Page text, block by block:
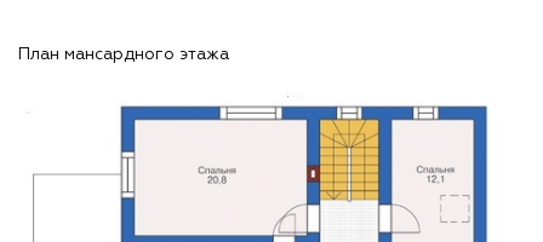
План мансардного этажа